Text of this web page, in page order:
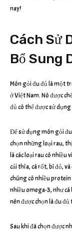
nay!
Cách Sử
Bổ Sung
Món gỏi đu đủ là một
ở Việt Nam. Nó được
đủ có thể được sử
Để sử dụng món gỏi
chọn những loại rau,
là các loại rau có nhiều
cải thìa, cà rốt, bí đỏ,
chúng có nhiều protein
nhiều omega-3, như cá
nên được chọn là đu đủ
Sau khi đã chọn được